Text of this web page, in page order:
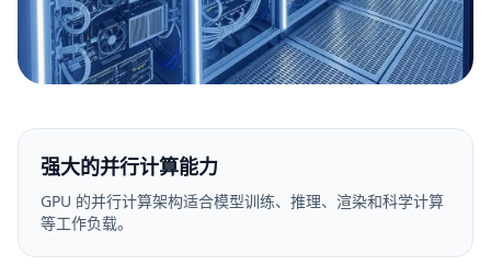
强大的并行计算能力
GPU 的并行计算架构适合模型训练、推理、渲染和科学计算
等工作负载。